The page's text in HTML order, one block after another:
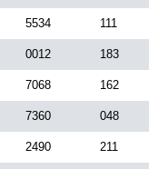
5534 111
0012 183
7068 162
7360 048
2490 211